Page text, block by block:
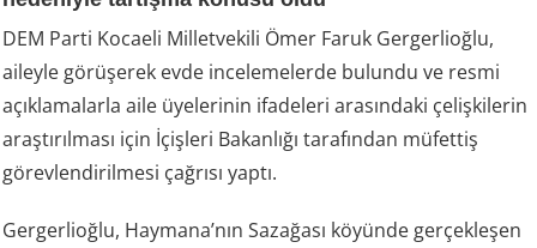
DEM Parti Kocaeli Milletvekili Ömer Faruk Gergerlioğlu,
aileyle görüşerek evde incelemelerde bulundu ve resmi
açıklamalarla aile üyelerinin ifadeleri arasındaki çelişkilerin
araştırılması için İçişleri Bakanlığı tarafından müfettiş
görevlendirilmesi çağrısı yaptı.
Gergerlioğlu, Haymana’nın Sazağası köyünde gerçekleşen